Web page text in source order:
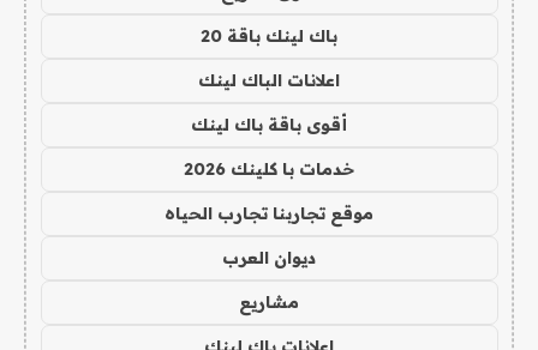
باك لينك باقة 20
اعلانات الباك لينك
أقوى باقة باك لينك
خدمات با كلينك 2026
موقع تجاربنا تجارب الحياه
ديوان العرب
مشاريع